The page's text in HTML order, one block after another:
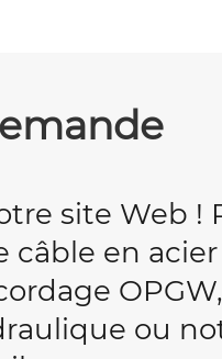
site Web
câble en
ou